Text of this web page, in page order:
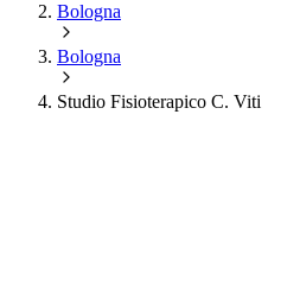
Bologna
Bologna
Studio Fisioterapico C. Viti